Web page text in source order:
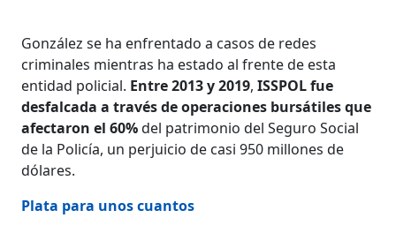
González se ha enfrentado a casos de redes
criminales mientras ha estado al frente de esta
entidad policial. Entre 2013 y 2019,ISSPOL fue
desfalcada a través de operaciones bursátiles que
afectaron el 60%del patrimonio del Seguro Social
de la Policía, un perjuicio de casi 950 millones de
dólares.
Plata para unos cuantos